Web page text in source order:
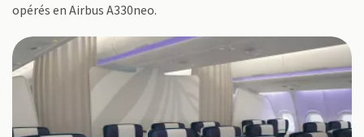
opérés en Airbus A330neo.